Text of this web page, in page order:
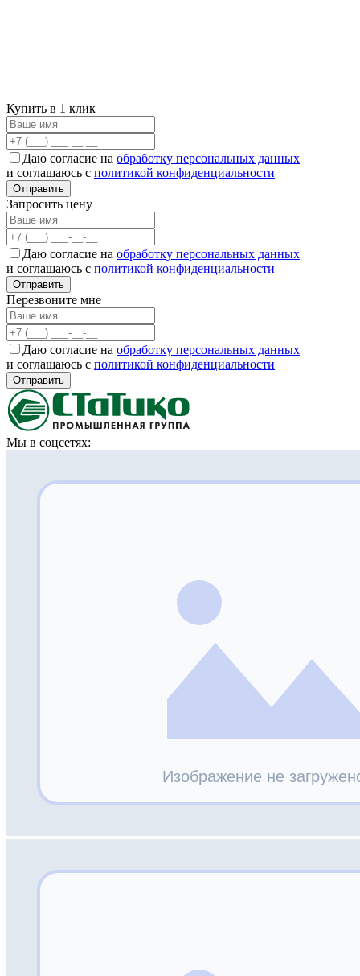
Купить в 1 клик
Даю согласие на обработку персональных данных
и соглашаюсь с политикой конфиденциальности
Отправить
Запросить цену
Даю согласие на обработку персональных данных
и соглашаюсь с политикой конфиденциальности
Отправить
Перезвоните мне
Даю согласие на обработку персональных данных
и соглашаюсь с политикой конфиденциальности
Отправить
Мы в соцсетях: